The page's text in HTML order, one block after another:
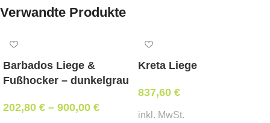
Korb:
Breite 90 cm, Tiefe 70 cm, Höhe 106 cm
1 Stk
Verwandte Produkte
Barbados Liege &
Fußhocker – dunkelgrau
202,80 € – 900,00 €
Kreta Liege
837,60 €
inkl. MwSt.